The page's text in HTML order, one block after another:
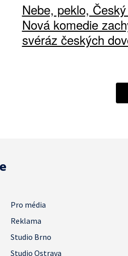
Nebe, peklo,
Nová komedie
svéráz českých
Pro média
Reklama
Studio Brno
Studio Ostrava